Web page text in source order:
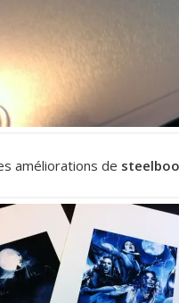
améliorations de